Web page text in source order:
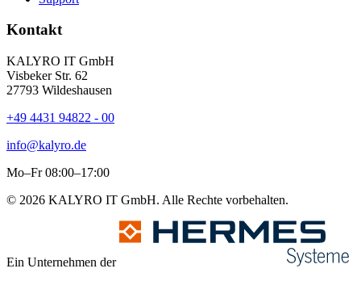
Kontakt
KALYRO IT GmbH
Visbeker Str. 62
27793 Wildeshausen
+49 4431 94822 - 00
info@kalyro.de
Mo–Fr 08:00–17:00
© 2026 KALYRO IT GmbH. Alle Rechte vorbehalten.
Ein Unternehmen der